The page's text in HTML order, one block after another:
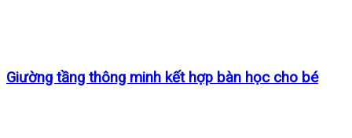
Giường tầng thông minh kết hợp bàn học cho bé